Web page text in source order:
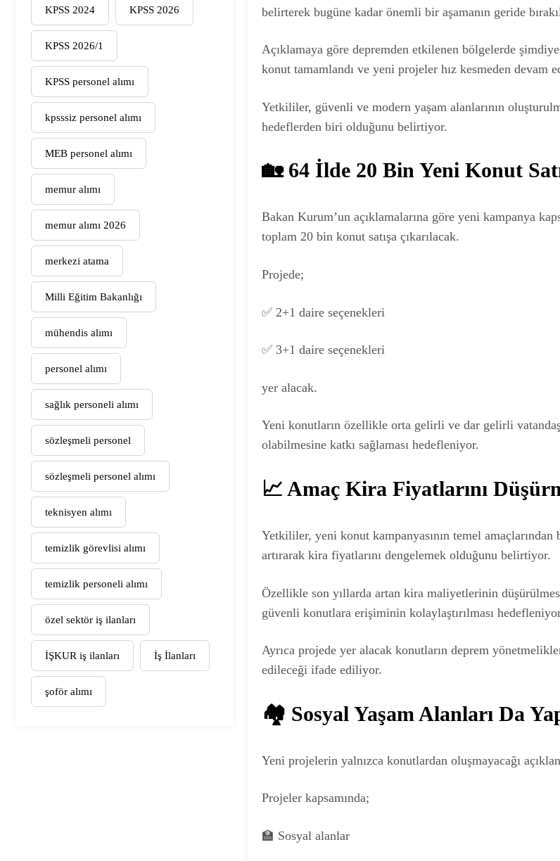
KPSS 2024 KPSS 2026
KPSS 2026/1
KPSS personel alımı
kpsssiz personel alımı
MEB personel alımı
memur alımı
memur alımı 2026
merkezi atama
Milli Eğitim Bakanlığı
mühendis alımı
personel alımı
sağlık personeli alımı
sözleşmeli personel
sözleşmeli personel alımı
teknisyen alımı
temizlik görevlisi alımı
temizlik personeli alımı
özel sektör iş ilanları
İŞKUR iş ilanları İş İlanları
şoför alımı
belirterek bugüne kadar önemli bir aşamanın geride
Açıklamaya göre depremden etkilenen bölgelerde
konut tamamlandı ve yeni projeler hız kesmeden devam
Yetkililer, güvenli ve modern yaşam alanlarının
hedeflerden biri olduğunu belirtiyor.
🏡 64 İlde 20 Bin Yeni Konut
Bakan Kurum’un açıklamalarına göre yeni kampanya
toplam 20 bin konut satışa çıkarılacak.
Projede;
✅ 2+1 daire seçenekleri
✅ 3+1 daire seçenekleri
yer alacak.
Yeni konutların özellikle orta gelirli ve dar gelirli
olabilmesine katkı sağlaması hedefleniyor.
📈 Amaç Kira Fiyatlarını
Yetkililer, yeni konut kampanyasının temel amaçlarından
artırarak kira fiyatlarını dengelemek olduğunu belirtiyor.
Özellikle son yıllarda artan kira maliyetlerinin
güvenli konutlara erişiminin kolaylaştırılması
Ayrıca projede yer alacak konutların deprem
edileceği ifade ediliyor.
🏘️ Sosyal Yaşam Alanları Da
Yeni projelerin yalnızca konutlardan oluşmayacağı
Projeler kapsamında;
🏫 Sosyal alanlar